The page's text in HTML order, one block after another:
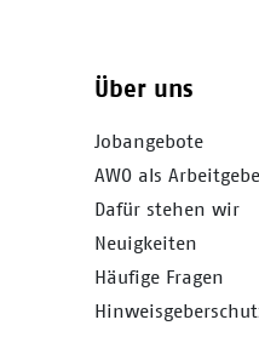
Über uns
Jobangebote
AWO als
Dafür stehen wir
Neuigkeiten
Häufige Fragen